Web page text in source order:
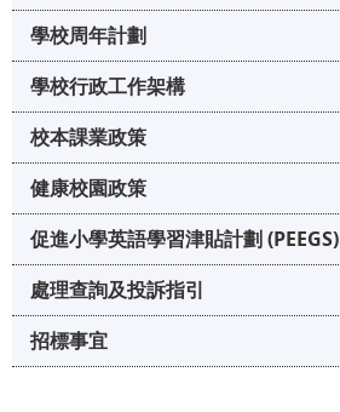
學校周年計劃
學校行政工作架構
校本課業政策
健康校園政策
促進小學英語學習津貼計劃 (PEEGS)
處理查詢及投訴指引
招標事宜